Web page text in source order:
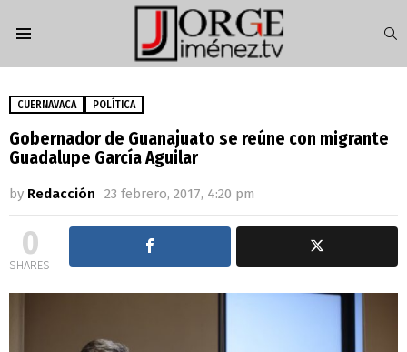
CUERNAVACA POLÍTICA
Gobernador de Guanajuato se reúne con migrante
Guadalupe García Aguilar
by Redacción 23 febrero, 2017, 4:20 pm
0
SHARES